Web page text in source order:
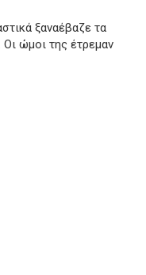
ξαναέβαζε τα
ώμοι της έτρεμαν